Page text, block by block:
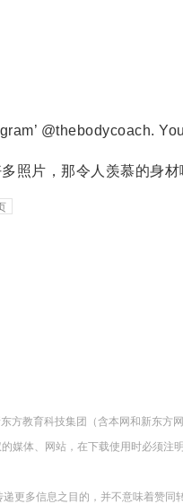
@thebodycoach.
片，那令人羡慕的身材
方教育科技集团（含本网和新东方
媒体、网站，在下载使用时必须注
更多信息之目的，并不意味着赞